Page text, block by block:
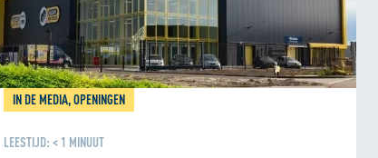
IN DE MEDIA, OPENINGEN
LEESTIJD: < 1 MINUUT